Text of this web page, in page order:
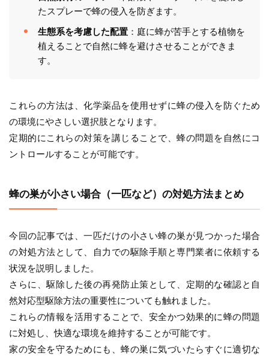
たスプレーで蜂の侵入を防ぎます。
生態系を考慮した配置：庭に蜂が苦手とする植物を
植えることで自然に蜂を避けさせることができま
す。
これらの方法は、化学薬品を使用せずに蜂の侵入を防ぐため
の環境にやさしい選択肢となります。
定期的にこれらの対策を講じることで、蜂の問題を自然にコ
ントロールすることが可能です。
蜂の巣が小さい場合（一匹など）の対処方法まとめ
今回の記事では、一匹だけの小さい蜂の巣が見つかった場合
の対処方法として、自力での駆除手順と専門業者に依頼する
状況を説明しました。
さらに、駆除した後の再発防止策として、定期的な確認と自
然対応型駆除方法の重要性についても触れました。
これらの情報を活用することで、安全かつ効果的に蜂の問題
に対処し、快適な環境を維持することが可能です。
家の安全を守るためにも、蜂の巣に気づいたらすぐに適切な